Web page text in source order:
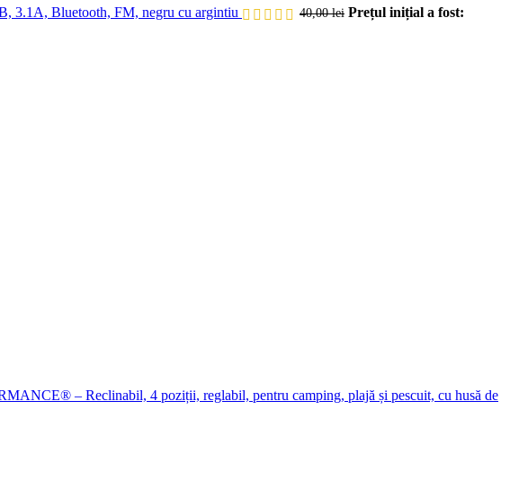
3.1A, Bluetooth, FM, negru cu argintiu 40,00lei Prețul inițial a fost:
– Reclinabil, 4 poziții, reglabil, pentru camping, plajă și pescuit, cu husă de